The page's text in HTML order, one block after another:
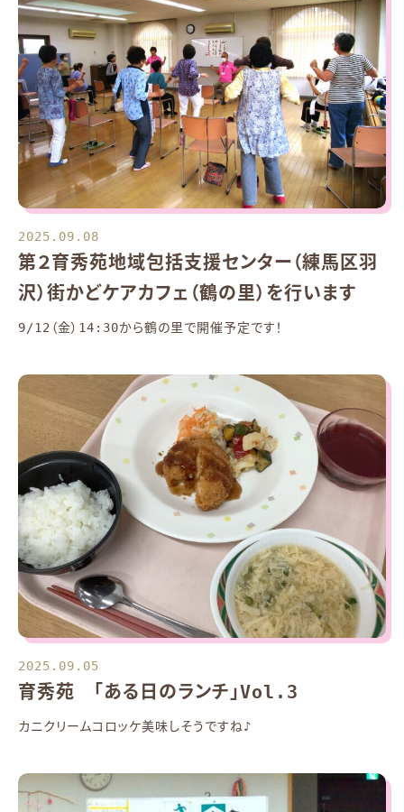
2025.09.08
第２育秀苑地域包括支援センター（練馬区羽
沢）街かどケアカフェ（鶴の里）を行います
9/12（金）14:30から鶴の里で開催予定です！
2025.09.05
育秀苑 「ある日のランチ」Vol.3
カニクリームコロッケ美味しそうですね♪